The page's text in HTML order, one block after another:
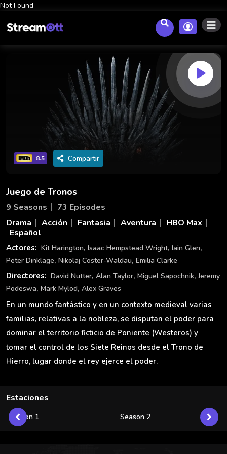
Not Found
8.5 Compartir
Juego de Tronos
9 Seasons
73 Episodes
Drama
Acción Fantasia Aventura
HBO Max
Español
Actores: Kit Harington, Isaac Hempstead Wright, Iain Glen,
Peter Dinklage, Nikolaj Coster-Waldau, Emilia Clarke
Directores: David Nutter, Alan Taylor, Miguel Sapochnik,Jeremy
Podeswa, Mark Mylod, Alex Graves
En un mundo fantástico y en un contexto medieval varias
familias, relativas a la nobleza, se disputan el poder para
dominar el territorio ficticio de Poniente (Westeros) y
tomar el control de los Siete Reinos desde el Trono de
Hierro, lugar donde el rey ejerce el poder.
Estaciones
Season 1 Season 2